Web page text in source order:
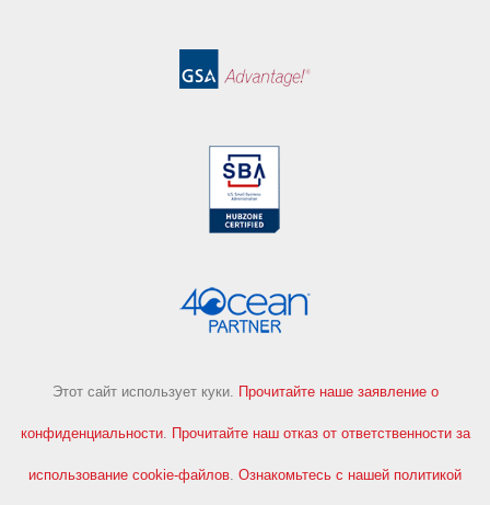
Этот сайт использует куки. Прочитайте наше заявление о
конфиденциальности. Прочитайте наш отказ от ответственности за
использование cookie-файлов. Ознакомьтесь с нашей политикой